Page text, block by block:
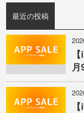
最近の投稿
月